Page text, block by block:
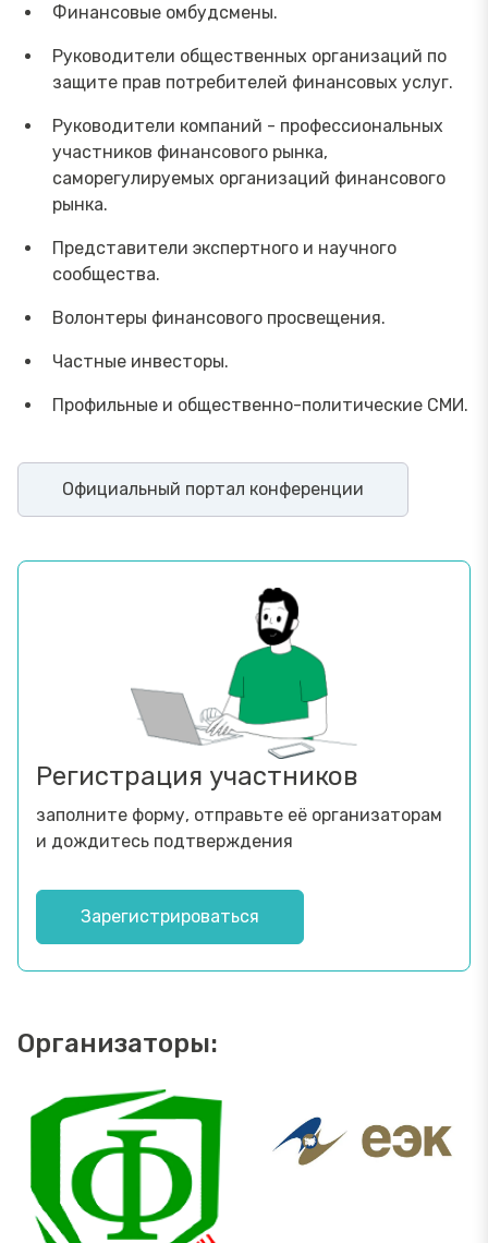
Финансовые омбудсмены.
Руководители общественных организаций по
защите прав потребителей финансовых услуг.
Руководители компаний - профессиональных
участников финансового рынка,
саморегулируемых организаций финансового
рынка.
Представители экспертного и научного
сообщества.
Волонтеры финансового просвещения.
Частные инвесторы.
Профильные и общественно-политические СМИ.
Официальный портал конференции
Регистрация участников
заполните форму, отправьте её организаторам
и дождитесь подтверждения
Зарегистрироваться
Организаторы: